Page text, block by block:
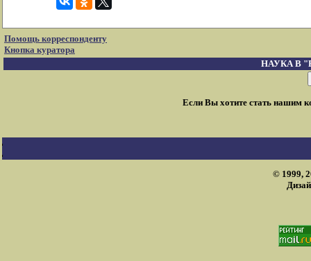
Помощь корреспонденту
Кнопка куратора
НАУКА В
Если Вы хотите стать нашим
© 1999,